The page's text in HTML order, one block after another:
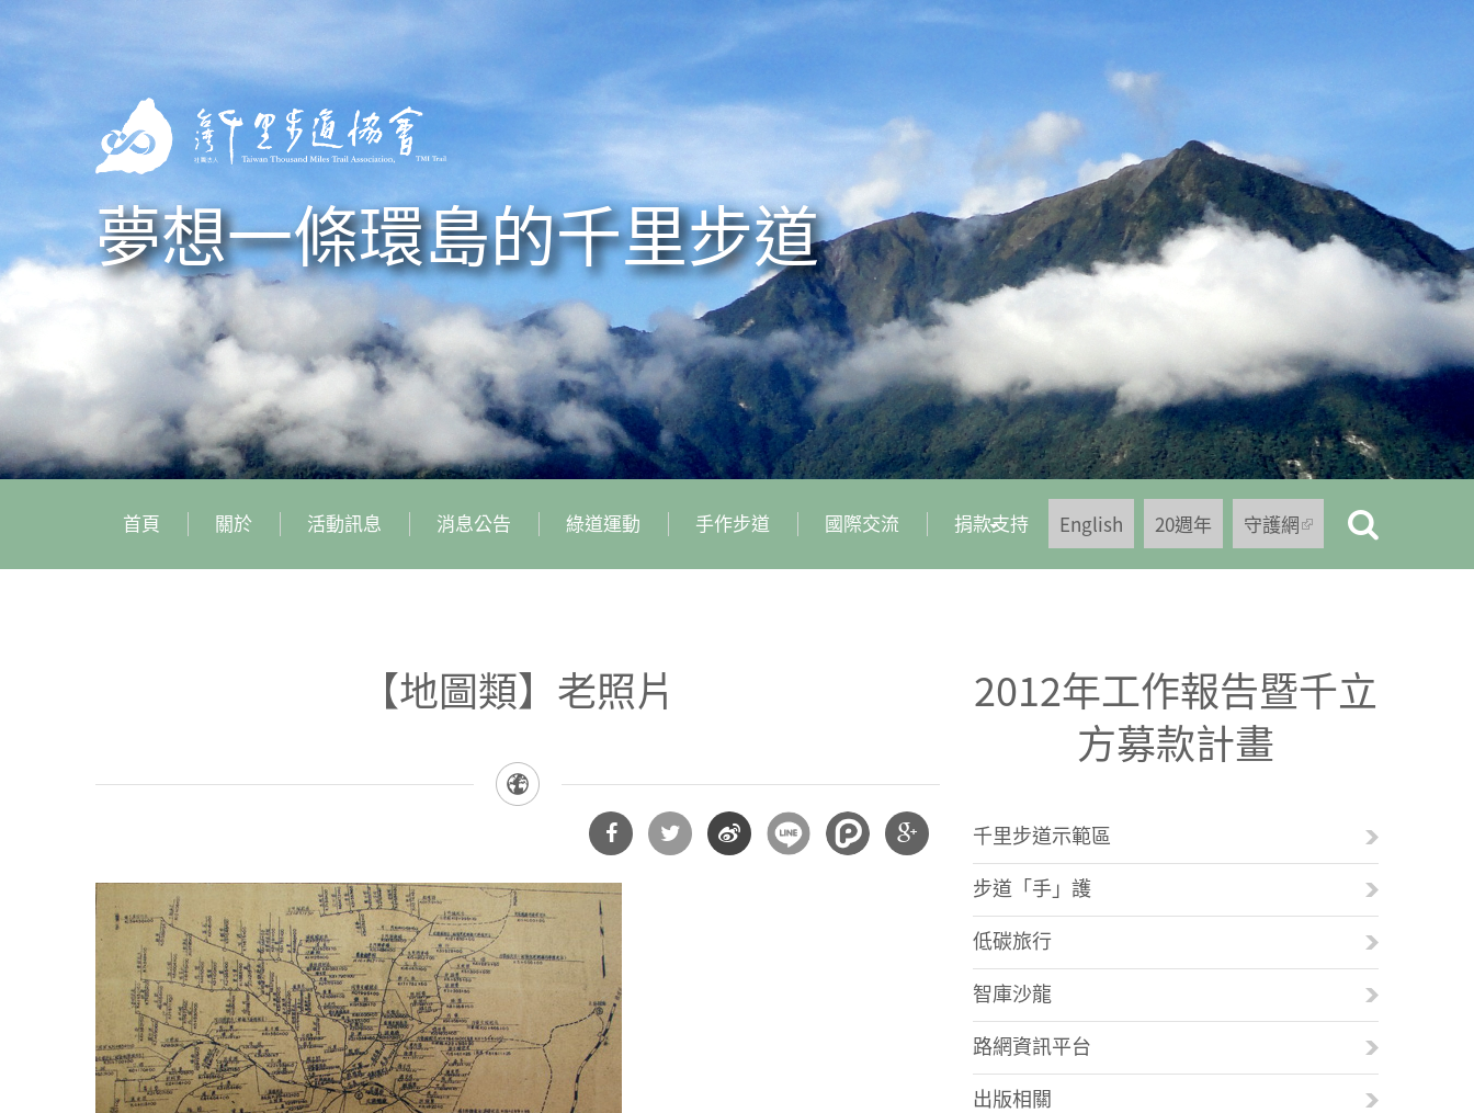
夢想一條環島的千里步道
首頁 關於 活動訊息 消息公告 綠道運動 手作步道 國際交流 捐款支持 English 20週年 守護網(link is
external)
【地圖類】老照片
分享
Facebook
2012年工作報告暨千立
方募款計畫
千里步道示範區
步道「手」護
低碳旅行
智庫沙龍
路網資訊平台
出版相關